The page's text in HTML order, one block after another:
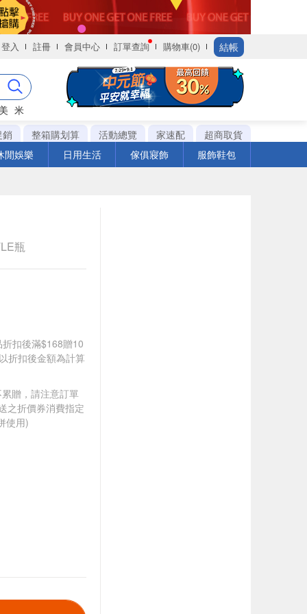
登入 註冊 會員中心 訂單查詢 購物車(0) 結帳
米
銷
整箱購划算 活動總覽 家速配
超商取貨
閒娛樂
日用生活 傢俱寢飾 服飾鞋包
瓶
扣後滿$168贈10
折扣後金額為計算
贈，請注意訂單
之折價券消費指定
使用)